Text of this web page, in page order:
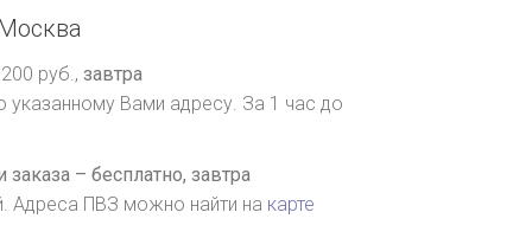
руб., завтра
указанному Вами адресу. За 1 час до
– бесплатно, завтра
Адреса ПВЗ можно найти на карте